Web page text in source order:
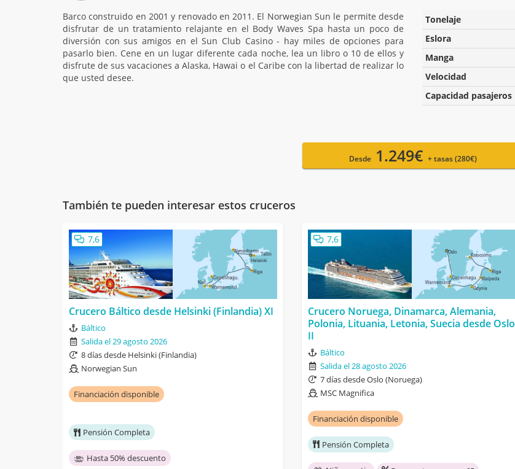
Barco construido en 2001 y renovado en 2011. El Norwegian Sun le permite desde
disfrutar de un tratamiento relajante en el Body Waves Spa hasta un poco de
diversión con sus amigos en el Sun Club Casino - hay miles de opciones para
pasarlo bien. Cene en un lugar diferente cada noche, lea un libro o 10 de ellos y
disfrute de sus vacaciones a Alaska, Hawai o el Caribe con la libertad de realizar lo
que usted desee.
Tonelaje
Eslora
Manga
Velocidad
Capacidad pasajeros
Desde 1.249€ + tasas (280€)
También te pueden interesar estos cruceros
7,6
Crucero Báltico desde Helsinki (Finlandia) XI
Báltico
Salida el 29 agosto 2026
8 días desde Helsinki (Finlandia)
Norwegian Sun
Financiación disponible
Pensión Completa
Hasta 50% descuento
7,6
Crucero Noruega, Dinamarca, Alemania,
Polonia, Lituania, Letonia, Suecia desde Oslo
II
Báltico
Salida el 28 agosto 2026
7 días desde Oslo (Noruega)
MSC Magnifica
Financiación disponible
Pensión Completa